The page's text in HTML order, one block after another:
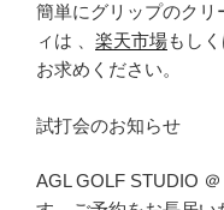
簡単にグリップのク
ィは 、 楽天市場もし
お求めください。
試打会のお知らせ
AGL GOLF STUDIO